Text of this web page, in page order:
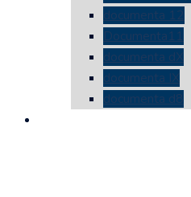
documenta 12
Documenta11
documenta dX
documenta IX
documenta d8